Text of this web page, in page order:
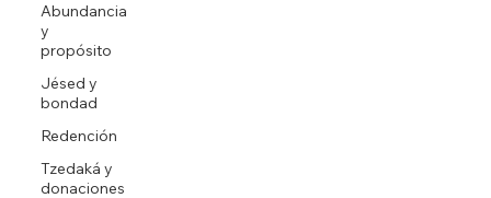
Abundancia
y
propósito
Jésed y
bondad
Redención
Tzedaká y
donaciones